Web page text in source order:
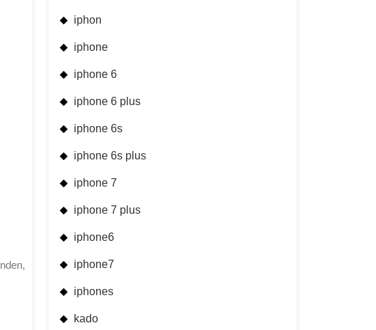
iphon
iphone
iphone 6
iphone 6 plus
iphone 6s
iphone 6s plus
iphone 7
iphone 7 plus
iphone6
iphone7
iphones
kado